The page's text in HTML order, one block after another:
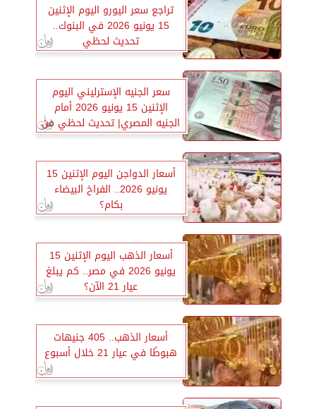
تراجع سعر اليورو اليوم الإثنين
15 يونيو 2026 في البنوك..
تحديث لحظي
سعر الجنيه الإسترليني اليوم
الإثنين 15 يونيو 2026 أمام
الجنيه المصري| تحديث لحظي من
جميع البنوك
أسعار الدواجن اليوم الإثنين 15
يونيو 2026.. الفراخ البيضاء
بكام؟
أسعار الذهب اليوم الإثنين 15
يونيو 2026 في مصر.. كم يبلغ
عيار 21 الآن؟
أسعار الذهب.. 405 جنيهات
هبوطًا في عيار 21 خلال أسبوع